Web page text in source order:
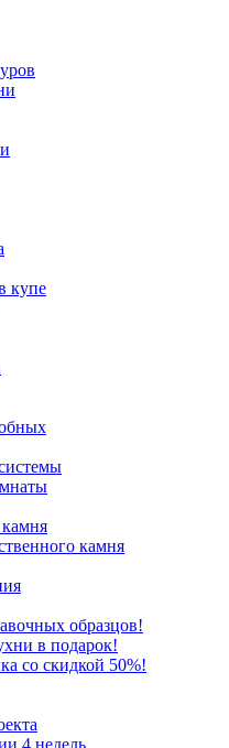
купе
камня
образцов!
в подарок!
со скидкой 50%!
4 недель